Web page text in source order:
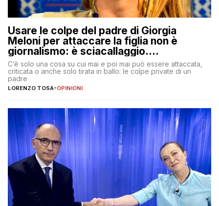
Usare le colpe del padre di Giorgia
Meloni per attaccare la figlia non è
giornalismo: è sciacallaggio.
Dimostriamo di essere diversi
C’è solo una cosa su cui mai e poi mai può essere attaccata,
criticata o anche solo tirata in ballo: le colpe private di un
padre
LORENZO TOSA-OPINIONI